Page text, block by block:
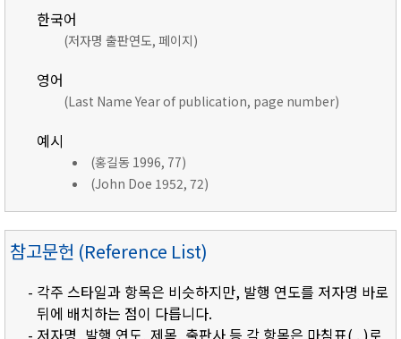
한국어
(저자명 출판연도, 페이지)
영어
(Last Name Year of publication, page number)
예시
(홍길동 1996, 77)
(John Doe 1952, 72)
참고문헌 (Reference List)
- 각주 스타일과 항목은 비슷하지만, 발행 연도를 저자명 바로
뒤에 배치하는 점이 다릅니다.